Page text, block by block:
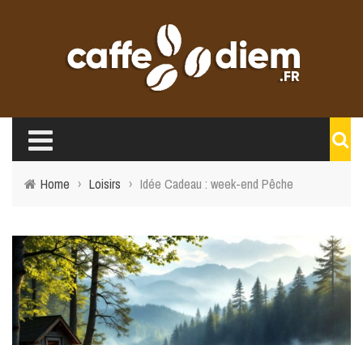
Home › Loisirs › Idée Cadeau : week-end Pêche